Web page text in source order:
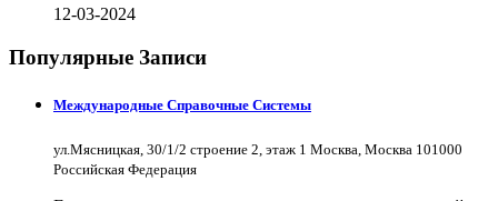
12-03-2024
Популярные Записи
Международные Справочные Системы
ул.Мясницкая, 30/1/2 строение 2, этаж 1 Москва, Москва 101000
Российская Федерация